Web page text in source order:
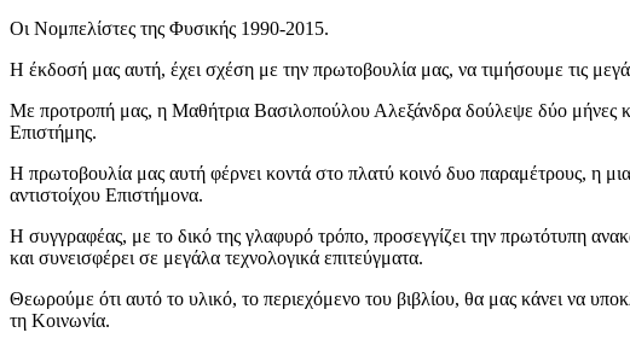
Οι Νομπελίστες της Φυσικής 1990-2015.
Η έκδοσή μας αυτή, έχει σχέση με την πρωτοβουλία μας, να τιμήσουμε τις
Με προτροπή μας, η Μαθήτρια Βασιλοπούλου Αλεξάνδρα δούλεψε δύο μήνες
Επιστήμης.
Η πρωτοβουλία μας αυτή φέρνει κοντά στο πλατύ κοινό δυο παραμέτρους, η
αντιστοίχου Επιστήμονα.
Η συγγραφέας, με το δικό της γλαφυρό τρόπο, προσεγγίζει την πρωτότυπη
και συνεισφέρει σε μεγάλα τεχνολογικά επιτεύγματα.
Θεωρούμε ότι αυτό το υλικό, το περιεχόμενο του βιβλίου, θα μας κάνει να
τη Κοινωνία.